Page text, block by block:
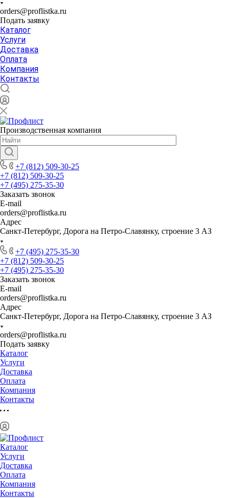
orders@proflistka.ru
Подать заявку
Каталог
Услуги
Доставка
Оплата
Компания
Контакты
Производственная компания
+7 (812) 509-30-25
+7 (812) 509-30-25
+7 (495) 275-35-30
Заказать звонок
E-mail
orders@proflistka.ru
Адрес
Санкт-Петербург, Дорога на Петро-Славянку, строение 3 АЗ
+7 (495) 275-35-30
+7 (812) 509-30-25
+7 (495) 275-35-30
Заказать звонок
E-mail
orders@proflistka.ru
Адрес
Санкт-Петербург, Дорога на Петро-Славянку, строение 3 АЗ
orders@proflistka.ru
Подать заявку
Каталог
Услуги
Доставка
Оплата
Компания
Контакты
Каталог
Услуги
Доставка
Оплата
Компания
Контакты